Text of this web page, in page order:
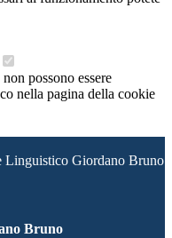
possono essere
nella pagina della cookie
Linguistico Giordano Bruno
Bruno